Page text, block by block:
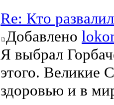
Re: Кто
Добавлено
Я выбрал
этого. Великие
здоровью и в